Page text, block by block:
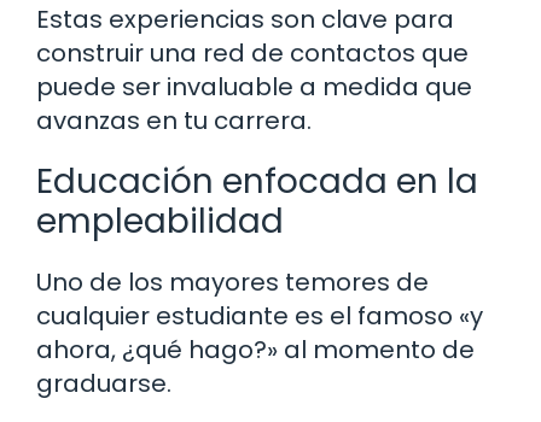
Estas experiencias son clave para
construir una red de contactos que
puede ser invaluable a medida que
avanzas en tu carrera.
Educación enfocada en la
empleabilidad
Uno de los mayores temores de
cualquier estudiante es el famoso «y
ahora, ¿qué hago?» al momento de
graduarse.